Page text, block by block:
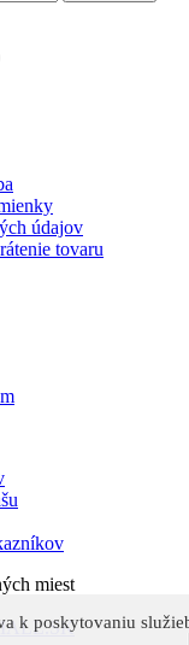
údajov
tovaru
miest
k poskytovaniu